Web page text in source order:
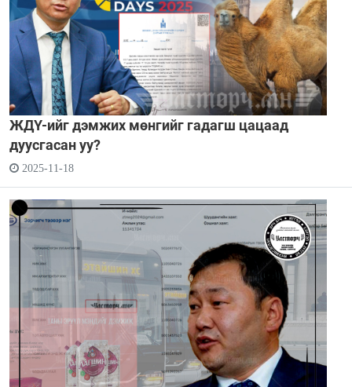
ЖДҮ-ийг дэмжих мөнгийг гадагш цацаад
дуусгасан уу?
2025-11-18